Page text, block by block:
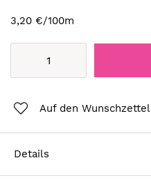
3,20 €/100m
Auf den Wunschzettel
Details